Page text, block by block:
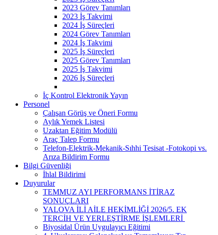
2023 Görev Tanımları
2023 İş Takvimi
2024 İş Süreçleri
2024 Görev Tanımları
2024 İş Takvimi
2025 İş Süreçleri
2025 Görev Tanımları
2025 İş Takvimi
2026 İş Süreçleri
İç Kontrol Elektronik Yayın
Personel
Çalışan Görüş ve Öneri Formu
Aylık Yemek Listesi
Uzaktan Eğitim Modülü
Araç Talep Formu
Telefon-Elektrik-Mekanik-Sıhhi Tesisat -Fotokopi vs.
Arıza Bildirim Formu
Bilgi Güvenliği
İhlal Bildirimi
Duyurular
TEMMUZ AYI PERFORMANS İTİRAZ
SONUÇLARI
YALOVA İLİ AİLE HEKİMLİĞİ 2026/5. EK
TERCİH VE YERLEŞTİRME İŞLEMLERİ ​
Biyosidal Ürün Uygulayıcı Eğitimi